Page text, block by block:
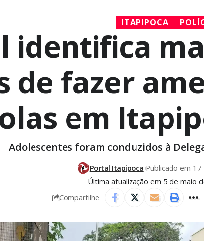
ITAPIPOCA
identifica
de fazer
em
Adolescentes foram conduzidos à
Última atualização em 5 de maio
Portal Itapipoca Publicado em
Compartilhe